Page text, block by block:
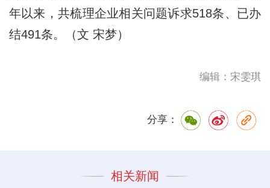
年以来，共梳理企业相关问题诉求518条、已办
结491条。（文 宋梦）
编辑：宋雯琪
分享：
相关新闻